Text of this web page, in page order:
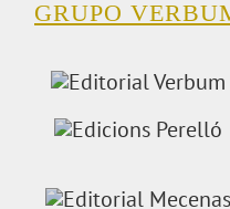
GRUPO